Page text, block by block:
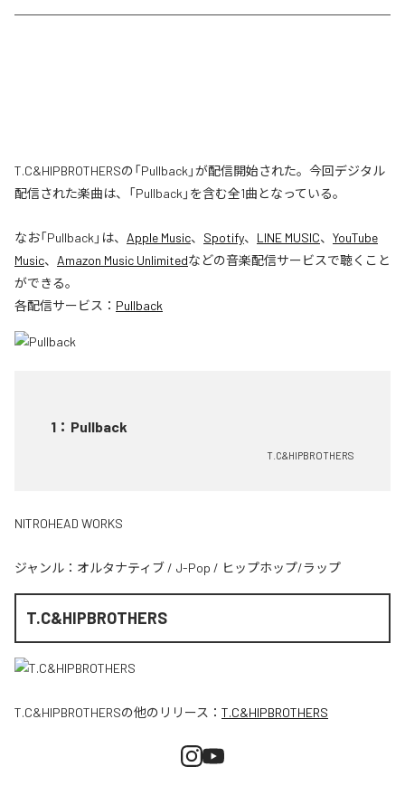
T.C&HIPBROTHERSの「Pullback」が配信開始された。今回デジタル
配信された楽曲は、「Pullback」を含む全1曲となっている。
なお「Pullback 」は、 Apple Music、 Spotify、 LINE MUSIC、 YouTube
Music、 Amazon Music Unlimitedなどの音楽配信サービスで聴くこと
ができる。
各配信サービス： Pullback
1 ： Pullback
T.C&HIPBROTHERS
NITROHEAD WORKS
ジャンル： オルタナティブ / J-Pop / ヒップホップ/ラップ
T.C&HIPBROTHERS
T.C&HIPBROTHERSの他のリリース： T.C&HIPBROTHERS